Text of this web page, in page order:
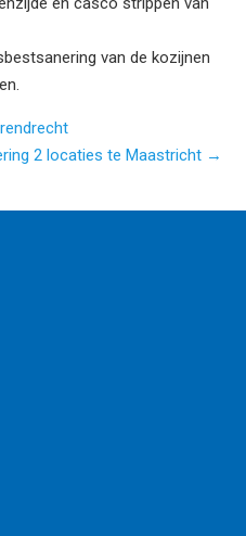
van de kozijnen
2 locaties te Maastricht →